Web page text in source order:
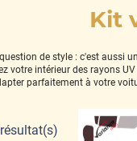
Kit
de style : c'est aussi
votre intérieur des rayons
parfaitement à votre
résultat(s)